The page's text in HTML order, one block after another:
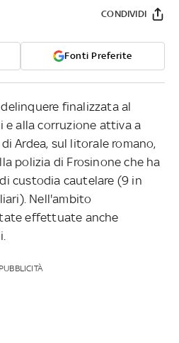
Fonti Preferite
CONDIVIDI
finalizzata al
alla corruzione attiva a
Ardea, sul litorale romano,
polizia di Frosinone che ha
custodia cautelare (9 in
Nell'ambito
effettuate anche
PUBBLICITÀ